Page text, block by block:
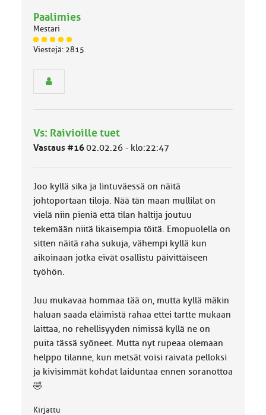
Paalimies
Mestari
J
ä
m
ä
k
k
a
Viestejä: 2815
Vs: Raivioille tuet
Vastaus #1602.02.26 - klo:22:47
Joo kyllä sika ja lintuväessä on näitä
johtoportaan tiloja. Nää tän maan mullilat on
vielä niin pieniä että tilan haltija joutuu
tekemään niitä likaisempia töitä. Emopuolella on
sitten näitä raha sukuja, vähempi kyllä kun
aikoinaan jotka eivät osallistu päivittäiseen
työhön.
Juu mukavaa hommaa tää on, mutta kyllä mäkin
haluan saada eläimistä rahaa ettei tartte mukaan
laittaa, no rehellisyyden nimissä kyllä ne on
puita tässä syöneet. Mutta nyt rupeaa olemaan
helppo tilanne, kun metsät voisi raivata pelloksi
ja kivisimmät kohdat laiduntaa ennen soranottoa
🤣
Kirjattu